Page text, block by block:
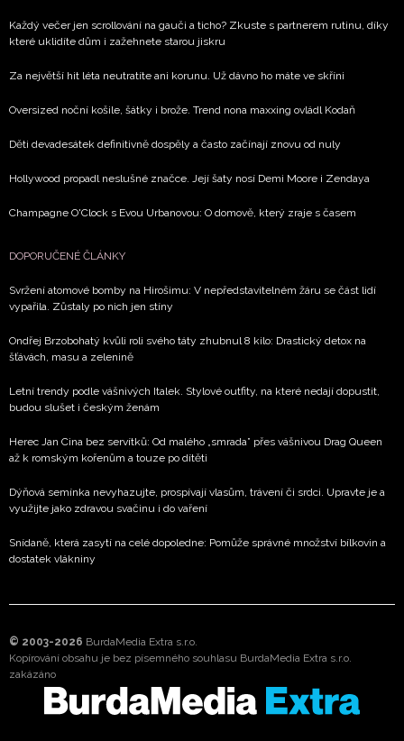
Každý večer jen scrollování na gauči a ticho? Zkuste s partnerem rutinu, díky
které uklidíte dům i zažehnete starou jiskru
Za největší hit léta neutratíte ani korunu. Už dávno ho máte ve skříni
Oversized noční košile, šátky i brože. Trend nona maxxing ovládl Kodaň
Děti devadesátek definitivně dospěly a často začínají znovu od nuly
Hollywood propadl neslušné značce. Její šaty nosí Demi Moore i Zendaya
Champagne O'Clock s Evou Urbanovou: O domově, který zraje s časem
DOPORUČENÉ ČLÁNKY
Svržení atomové bomby na Hirošimu: V nepředstavitelném žáru se část lidí
vypařila. Zůstaly po nich jen stíny
Ondřej Brzobohatý kvůli roli svého táty zhubnul 8 kilo: Drastický detox na
šťávách, masu a zelenině
Letní trendy podle vášnivých Italek. Stylové outfity, na které nedají dopustit,
budou slušet i českým ženám
Herec Jan Cina bez servítků: Od malého „smrada” přes vášnivou Drag Queen
až k romským kořenům a touze po dítěti
Dýňová semínka nevyhazujte, prospívají vlasům, trávení či srdci. Upravte je a
využijte jako zdravou svačinu i do vaření
Snídaně, která zasytí na celé dopoledne: Pomůže správné množství bílkovin a
dostatek vlákniny
© 2003-2026 BurdaMedia Extra s.r.o.
Kopírování obsahu je bez písemného souhlasu BurdaMedia Extra s.r.o.
zakázáno